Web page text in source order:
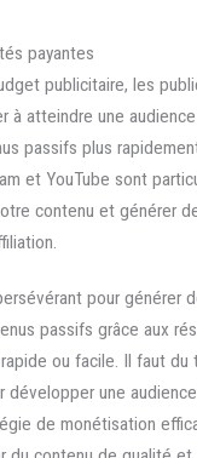
payantes
publicitaire, les
à atteindre une
passifs plus
et YouTube sont
contenu et générer
pour générer
passifs grâce aux
ou facile. Il faut
développer une
de monétisation